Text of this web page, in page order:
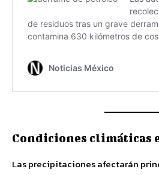
Condiciones climáticas
Las precipitaciones afectarán